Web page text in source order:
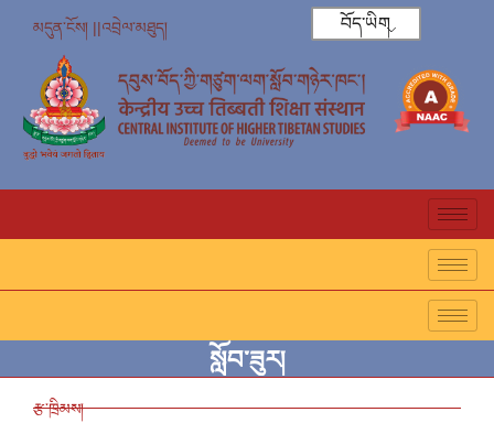
མདུན་ངོས། ||འབྲེལ་མཐུད། བོད་ཡིག
སློབ་ཟུར།
རྩ་ཁྲིམས།